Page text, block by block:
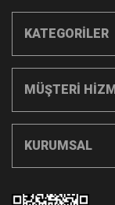
KATEGORİLER
MÜŞTERİ
KURUMSAL